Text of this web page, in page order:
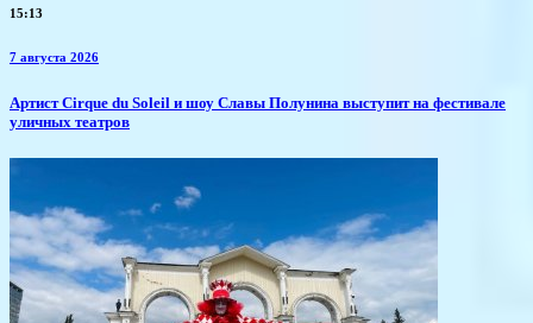
15:13
7 августа 2026
Артист Cirque du Soleil и шоу Славы Полунина выступит на фестивале
уличных театров